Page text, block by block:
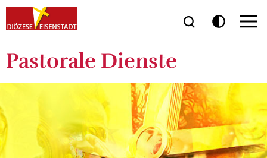
Pastorale Dienste